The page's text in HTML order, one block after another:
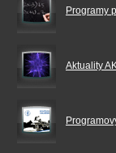
Programy
Aktuality